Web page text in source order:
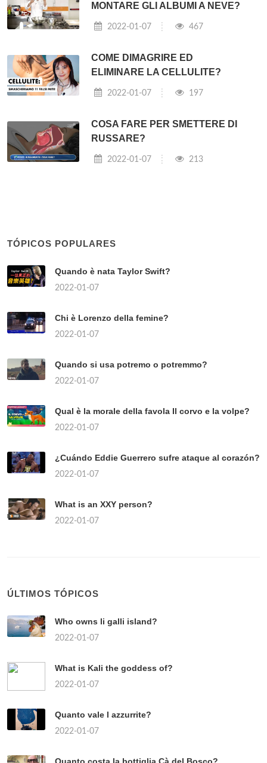
MONTARE GLI ALBUMI A NEVE?
2022-01-07 467
COME DIMAGRIRE ED
ELIMINARE LA CELLULITE?
2022-01-07 197
COSA FARE PER SMETTERE DI
RUSSARE?
2022-01-07 213
TÓPICOS POPULARES
Quando è nata Taylor Swift?
2022-01-07
Chi è Lorenzo della femine?
2022-01-07
Quando si usa potremo o potremmo?
2022-01-07
Qual è la morale della favola Il corvo e la volpe?
2022-01-07
¿Cuándo Eddie Guerrero sufre ataque al corazón?
2022-01-07
What is an XXY person?
2022-01-07
ÚLTIMOS TÓPICOS
Who owns li galli island?
2022-01-07
What is Kali the goddess of?
2022-01-07
Quanto vale l azzurrite?
2022-01-07